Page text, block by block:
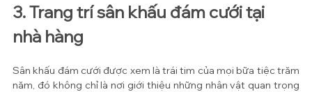
3. Trang trí sân khấu đám cưới tại
nhà hàng
Sân khấu đám cưới được xem là trái tim của mọi bữa tiệc trăm
năm, đó không chỉ là nơi giới thiệu những nhân vật quan trọng